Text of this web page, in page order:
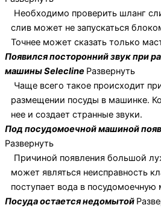
Необходимо проверить шланг
слив может не запускаться
Точнее может сказать только
Появился посторонний звук при
машины Selecline Развернуть
Чаще всего такое происходит
размещении посуды в машинке.
нее и создает странные звуки.
Под посудомоечной машиной
Развернуть
Причиной появления большой
может являться неисправность
поступает вода в посудомоечную
Посуда остается недомытой